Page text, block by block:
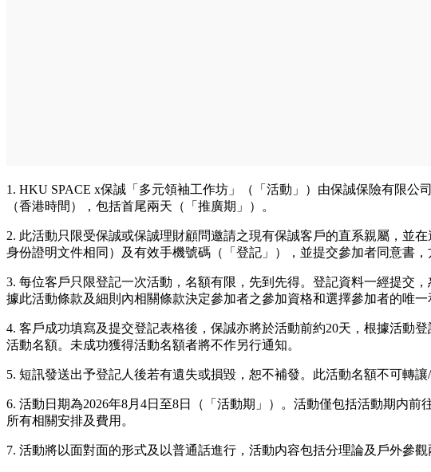
1. HKU SPACE x保誠「多元領袖工作坊」（「活動」）由保誠保險有限公
（香港時間），包括首尾兩天（「推廣期」）。
2. 此活動只限受保誠或保誠理財顧問邀請之現有保誠客戶的直系親屬，並
身份證明文件相同）及有效手機號碼（「登記」），並提交參加者同意書，
3. 每位客戶只限登記一次活動，名額有限，先到先得。登記資料一經提交
據此活動條款及細則內相關條款決定參加者之參加資格和選擇參加者的唯一
4. 客戶成功填寫及提交登記表格後，保誠亦將於活動前約20天，根據活動
活動名額。未成功獲得活動名額者將不作另行通知。
5. 短訊發送出予登記人後若有遺失或損毀，恕不補發。此活動名額不可轉
6. 活動日期為2026年8月4日至8日（「活動期」）。活動僅包括活動期内
所有相關安排及費用。
7. 活動將以面對面的形式及以普通話進行，活動内容包括分理論及戶外參